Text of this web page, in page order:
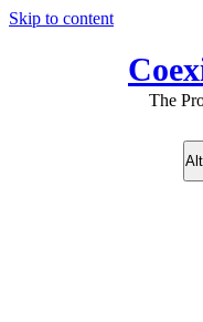
Skip to content
The